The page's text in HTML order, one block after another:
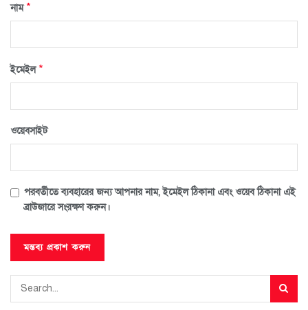
নাম*
ইমেইল*
ওয়েবসাইট
পরবর্তীতে ব্যবহারের জন্য আপনার নাম, ইমেইল ঠিকানা এবং ওয়েব ঠিকানা এই
ব্রাউজারে সংরক্ষণ করুন।